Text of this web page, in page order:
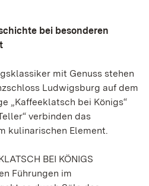
bei besonderen
mit Genuss stehen
Ludwigsburg auf dem
„Kaffeeklatsch bei Königs“
verbinden das
kulinarischen Element.
BEI KÖNIGS
Führungen im